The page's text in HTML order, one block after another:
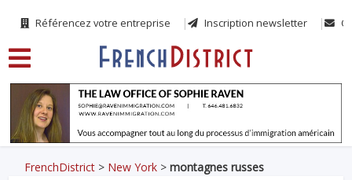
Référencez votre entreprise Inscription newsletter
FrenchDistrict > New York >montagnes russes